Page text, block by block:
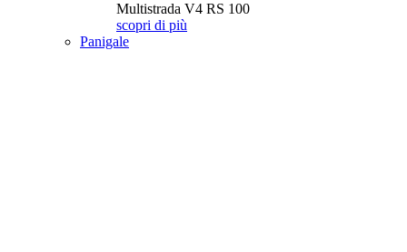
Multistrada V4 RS 100
scopri di più
Panigale